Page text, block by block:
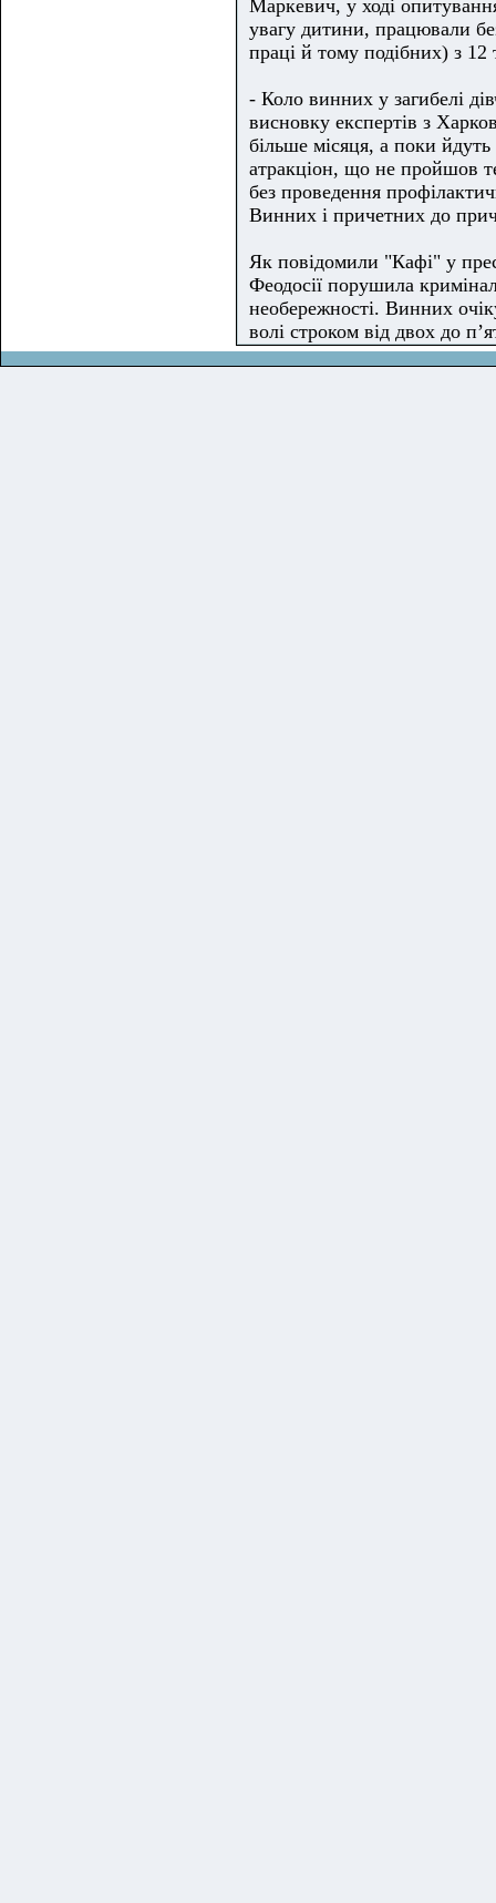
Маркевич, у ході
увагу дитини, працювали
праці й тому подібних) з 12
- Коло винних у загибелі
висновку експертів з
більше місяця, а поки йдуть
атракціон, що не пройшов
без проведення
Винних і причетних до
Як повідомили "Кафі" у
Феодосії порушила
необережності. Винних
волі строком від двох до